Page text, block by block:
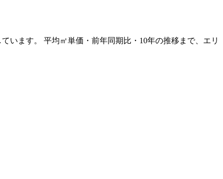
います。 平均㎡単価・前年同期比・10年の推移まで、エリ